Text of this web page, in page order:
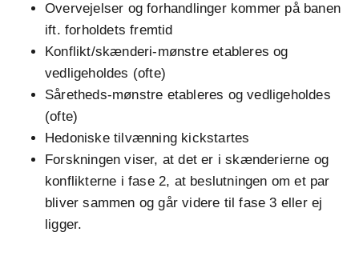
Overvejelser og forhandlinger kommer på banen
ift. forholdets fremtid
Konflikt/skænderi-mønstre etableres og
vedligeholdes (ofte)
Såretheds-mønstre etableres og vedligeholdes
(ofte)
Hedoniske tilvænning kickstartes
Forskningen viser, at det er i skænderierne og
konflikterne i fase 2, at beslutningen om et par
bliver sammen og går videre til fase 3 eller ej
ligger.